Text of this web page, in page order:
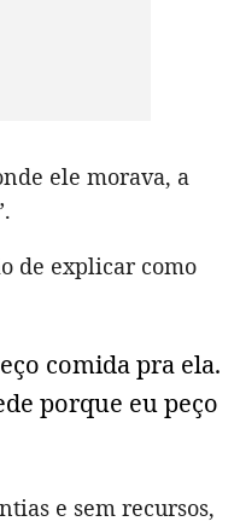
ele morava, a
de explicar como
comida pra ela.
porque eu peço
e sem recursos,